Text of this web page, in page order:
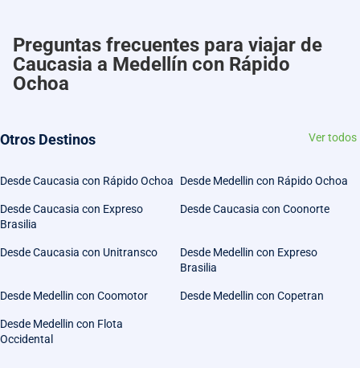
Preguntas frecuentes para viajar de
Caucasia a Medellín con Rápido
Ochoa
Otros Destinos Ver todos
Desde Caucasia con Rápido Ochoa Desde Medellin con Rápido Ochoa
Desde Caucasia con Expreso
Brasilia
Desde Caucasia con Coonorte
Desde Caucasia con Unitransco
Desde Medellin con Expreso
Brasilia
Desde Medellin con Coomotor Desde Medellin con Copetran
Desde Medellin con Flota
Occidental